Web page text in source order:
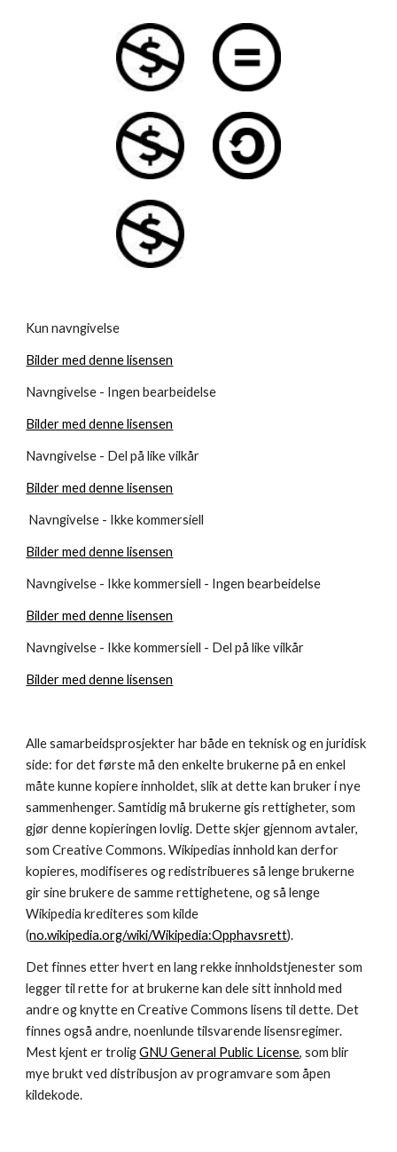
Kun navngivelse
Bilder med denne lisensen
Navngivelse - Ingen bearbeidelse
Bilder med denne lisensen
Navngivelse - Del på like vilkår
Bilder med denne lisensen
Navngivelse - Ikke kommersiell
Bilder med denne lisensen
Navngivelse - Ikke kommersiell - Ingen bearbeidelse
Bilder med denne lisensen
Navngivelse - Ikke kommersiell - Del på like vilkår
Bilder med denne lisensen
Alle samarbeidsprosjekter har både en teknisk og en juridisk
side: for det første må den enkelte brukerne på en enkel
måte kunne kopiere innholdet, slik at dette kan bruker i nye
sammenhenger. Samtidig må brukerne gis rettigheter, som
gjør denne kopieringen lovlig. Dette skjer gjennom avtaler,
som Creative Commons. Wikipedias innhold kan derfor
kopieres, modifiseres og redistribueres så lenge brukerne
gir sine brukere de samme rettighetene, og så lenge
Wikipedia krediteres som kilde
(no.wikipedia.org/wiki/Wikipedia:Opphavsrett).
Det finnes etter hvert en lang rekke innholdstjenester som
legger til rette for at brukerne kan dele sitt innhold med
andre og knytte en Creative Commons lisens til dette. Det
finnes også andre, noenlunde tilsvarende lisensregimer.
Mest kjent er trolig GNU General Public License, som blir
mye brukt ved distribusjon av programvare som åpen
kildekode.